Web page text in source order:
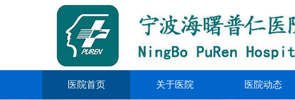
医院首页 关于医院 医院动态